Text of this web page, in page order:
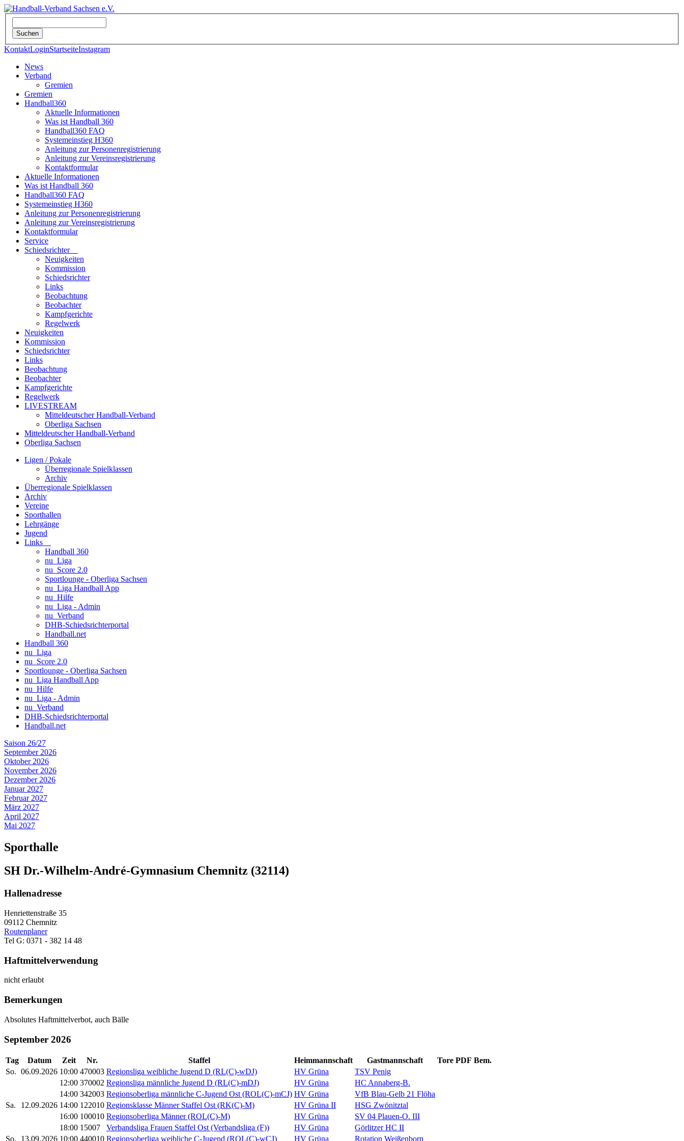
KontaktLoginStartseiteInstagram
News
Verband
Gremien
Gremien
Handball360
Aktuelle Informationen
Was ist Handball 360
Handball360 FAQ
Systemeinstieg H360
Anleitung zur Personenregistrierung
Anleitung zur Vereinsregistrierung
Kontaktformular
Aktuelle Informationen
Was ist Handball 360
Handball360 FAQ
Systemeinstieg H360
Anleitung zur Personenregistrierung
Anleitung zur Vereinsregistrierung
Kontaktformular
Service
Schiedsrichter
Neuigkeiten
Kommission
Schiedsrichter
Links
Beobachtung
Beobachter
Kampfgerichte
Regelwerk
Neuigkeiten
Kommission
Schiedsrichter
Links
Beobachtung
Beobachter
Kampfgerichte
Regelwerk
LIVESTREAM
Mitteldeutscher Handball-Verband
Oberliga Sachsen
Mitteldeutscher Handball-Verband
Oberliga Sachsen
Ligen / Pokale
Überregionale Spielklassen
Archiv
Überregionale Spielklassen
Archiv
Vereine
Sporthallen
Lehrgänge
Jugend
Links
Handball 360
nu_Liga
nu_Score 2.0
Sportlounge - Oberliga Sachsen
nu_Liga Handball App
nu_Hilfe
nu_Liga - Admin
nu_Verband
DHB-Schiedsrichterportal
Handball.net
Handball 360
nu_Liga
nu_Score 2.0
Sportlounge - Oberliga Sachsen
nu_Liga Handball App
nu_Hilfe
nu_Liga - Admin
nu_Verband
DHB-Schiedsrichterportal
Handball.net
Saison 26/27
September 2026
Oktober 2026
November 2026
Dezember 2026
Januar 2027
Februar 2027
März 2027
April 2027
Mai 2027
Sporthalle
SH Dr.-Wilhelm-André-Gymnasium Chemnitz (32114)
Hallenadresse
Henriettenstraße 35
09112 Chemnitz
Routenplaner
Tel G: 0371 - 382 14 48
Haftmittelverwendung
nicht erlaubt
Bemerkungen
Absolutes Haftmittelverbot, auch Bälle
September 2026
Tag Datum Zeit Nr. Staffel Heimmannschaft Gastmannschaft Tore PDF Bem.
So. 06.09.2026 10:00 470003 Regionsliga weibliche Jugend D (RL(C)-wDJ) HV Grüna
TSV Penig
12:00 370002 Regionsliga männliche Jugend D (RL(C)-mDJ) HV Grüna
HC Annaberg-B.
14:00 342003 Regionsoberliga männliche C-Jugend Ost (ROL(C)-mCJ) HV Grüna
VfB Blau-Gelb 21 Flöha
Sa.
12.09.2026 14:00 122010 Regionsklasse Männer Staffel Ost (RK(C)-M) HV Grüna II
HSG Zwönitztal
16:00 100010 Regionsoberliga Männer (ROL(C)-M) HV Grüna
SV 04 Plauen-O. III
18:00 15007 Verbandsliga Frauen Staffel Ost (Verbandsliga (F)) HV Grüna
Görlitzer HC II
So.
13.09.2026 10:00 440010 Regionsoberliga weibliche C-Jugend (ROL(C)-wCJ) HV Grüna Rotation Weißenborn